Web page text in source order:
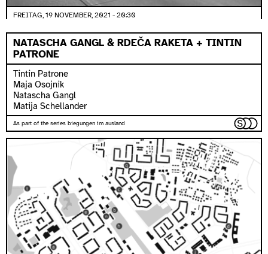
FREITAG, 19 NOVEMBER, 2021 - 20:30
NATASCHA GANGL & RDEČA RAKETA + TINTIN
PATRONE
Tintin Patrone
Maja Osojnik
Natascha Gangl
Matija Schellander
As part of the series biegungen im ausland